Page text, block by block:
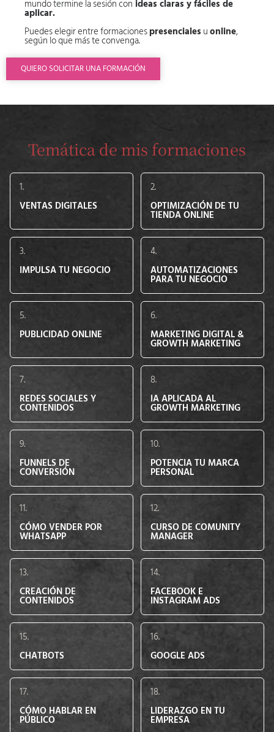
mundo termine la sesión con ideas claras y fáciles de
aplicar.
Puedes elegir entre formacionespresenciales uonline,
según lo que más te convenga.
QUIERO SOLICITAR UNA FORMACIÓN
Temática de mis formaciones
1.
VENTAS DIGITALES
2.
OPTIMIZACIÓN DE TU
TIENDA ONLINE
3.
IMPULSA TU NEGOCIO
4.
AUTOMATIZACIONES
PARA TU NEGOCIO
5.
PUBLICIDAD ONLINE
6.
MARKETING DIGITAL &
GROWTH MARKETING
7.
REDES SOCIALES Y
CONTENIDOS
8.
IA APLICADA AL
GROWTH MARKETING
9.
FUNNELS DE
CONVERSIÓN
10.
POTENCIA TU MARCA
PERSONAL
11.
CÓMO VENDER POR
WHATSAPP
12.
CURSO DE COMUNITY
MANAGER
13.
CREACIÓN DE
CONTENIDOS
14.
FACEBOOK E
INSTAGRAM ADS
15.
CHATBOTS
16.
GOOGLE ADS
17.
CÓMO HABLAR EN
PÚBLICO
18.
LIDERAZGO EN TU
EMPRESA